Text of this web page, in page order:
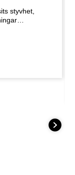
styvhet,